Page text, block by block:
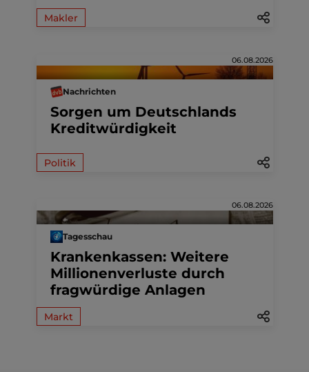
Makler
06.08.2026
Nachrichten
Sorgen um Deutschlands
Kreditwürdigkeit
Politik
06.08.2026
Tagesschau
Krankenkassen: Weitere
Millionenverluste durch
fragwürdige Anlagen
Markt